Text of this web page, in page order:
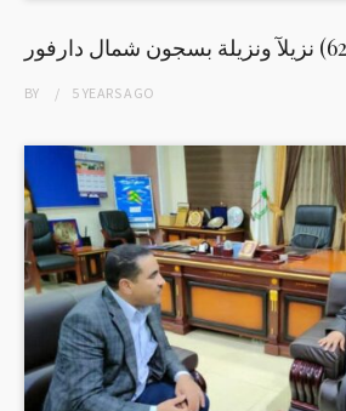
BY 5 YEARSAGO